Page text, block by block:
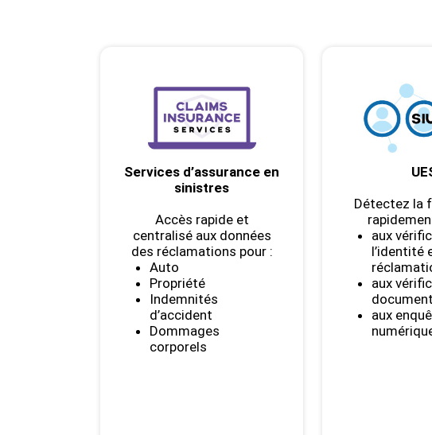
Services d’assurance en
sinistres
Accès rapide et
centralisé aux données
des réclamations pour :
Auto
Propriété
Indemnités
d’accident
Dommages
corporels
Détectez la
aux
l’identité
aux
aux